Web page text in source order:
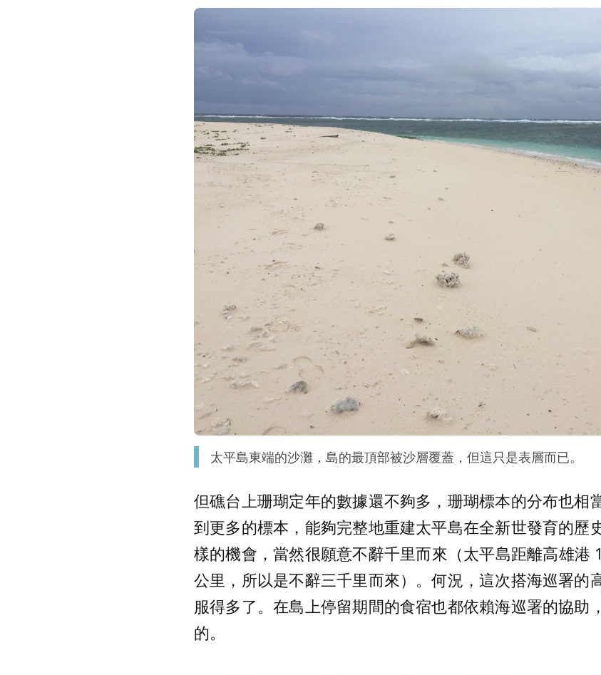
太平島東端的沙灘，島的最頂部被沙層覆蓋，但這只是表層而已。
但礁台上珊瑚定年的數據還不夠多，珊瑚標本的分布也相
到更多的標本，能夠完整地重建太平島在全新世發育的歷
樣的機會，當然很願意不辭千里而來（太平島距離高雄港
公里，所以是不辭三千里而來）。何況，這次搭海巡署的
服得多了。在島上停留期間的食宿也都依賴海巡署的協助
的。